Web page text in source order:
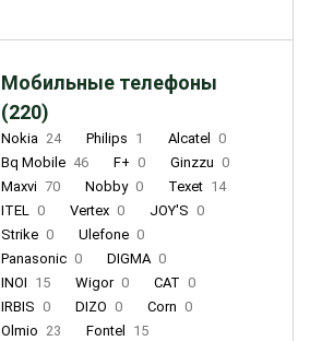
Мобильные телефоны
(220)
Nokia 24 Philips 1 Alcatel
0
Bq Mobile 46 F+ 0 Ginzzu 0
Maxvi 70 Nobby 0 Texet 14
ITEL 0 Vertex 0 JOY'S 0
Strike 0 Ulefone 0
Panasonic 0 DIGMA 0
INOI 15 Wigor 0 CAT 0
IRBIS 0 DIZO 0 Corn 0
Olmio 23 Fontel
15